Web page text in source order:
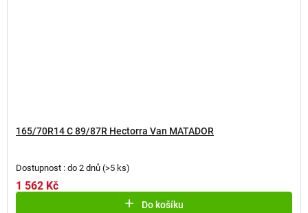
165/70R14 C 89/87R Hectorra Van MATADOR
Dostupnost : do 2 dnů (>5 ks)
1 562 Kč
Do košíku